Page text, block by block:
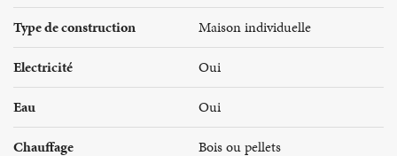
Type de construction
Maison individuelle
Electricité
Oui
Eau
Oui
Chauffage
Bois ou pellets